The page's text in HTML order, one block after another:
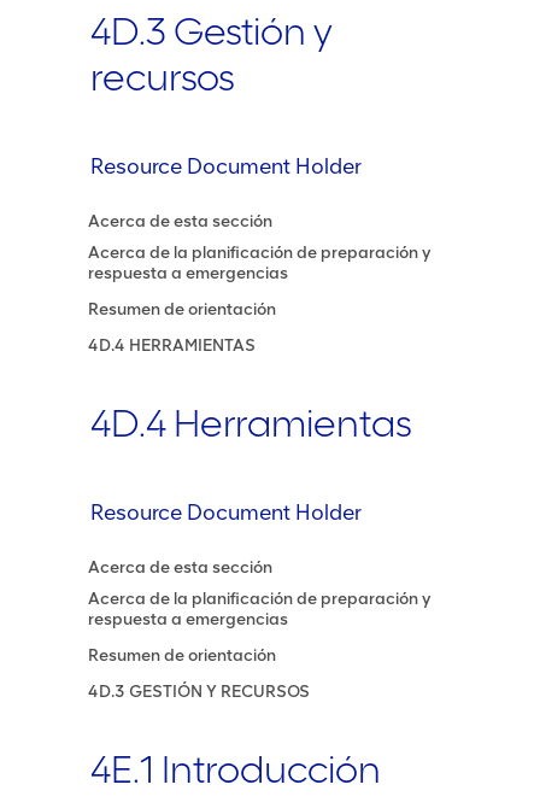
4D.3 Gestión y
recursos
Resource Document Holder
Acerca de esta sección
Acerca de la planificación de preparación y
respuesta a emergencias
Resumen de orientación
4D.4 HERRAMIENTAS
4D.4 Herramientas
Resource Document Holder
Acerca de esta sección
Acerca de la planificación de preparación y
respuesta a emergencias
Resumen de orientación
4D.3 GESTIÓN Y RECURSOS
4E.1 Introducción